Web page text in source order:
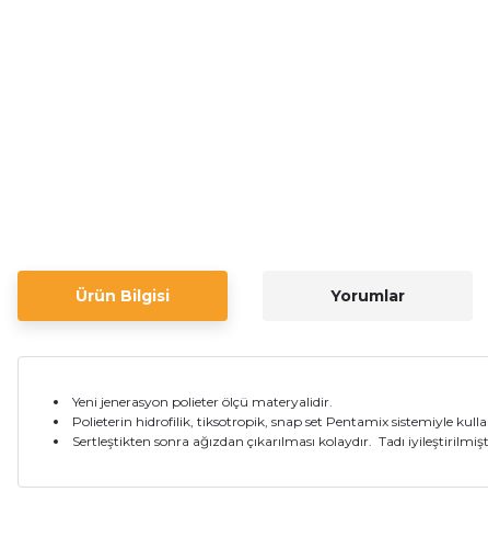
Ürün Bilgisi Yorumlar
Yeni jenerasyon polieter ölçü materyalidir.
Polieterin hidrofilik, tiksotropik, snap set Pentamix sistemiyle
Sertleştikten sonra ağızdan çıkarılması kolaydır. Tadı